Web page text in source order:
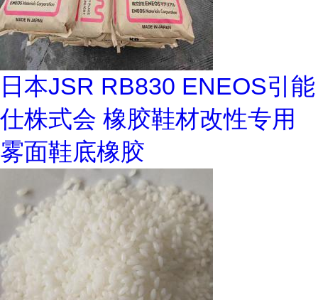
日本JSR RB830 ENEOS引能
仕株式会 橡胶鞋材改性专用
雾面鞋底橡胶